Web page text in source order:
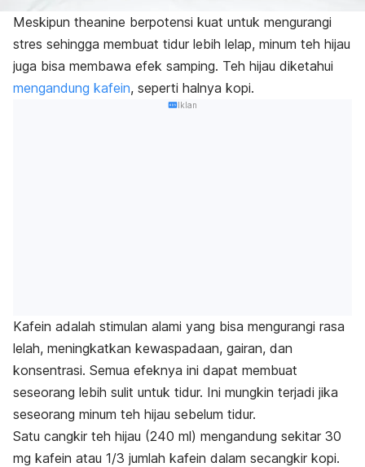
Meskipun theanine berpotensi kuat untuk mengurangi
stres sehingga membuat tidur lebih lelap, minum teh hijau
juga bisa membawa efek samping. Teh hijau diketahui
mengandung kafein, seperti halnya kopi.
Iklan
Kafein adalah stimulan alami yang bisa mengurangi rasa
lelah, meningkatkan kewaspadaan, gairan, dan
konsentrasi. Semua efeknya ini dapat membuat
seseorang lebih sulit untuk tidur. Ini mungkin terjadi jika
seseorang minum teh hijau sebelum tidur.
Satu cangkir teh hijau (240 ml) mengandung sekitar 30
mg kafein atau 1/3 jumlah kafein dalam secangkir kopi.